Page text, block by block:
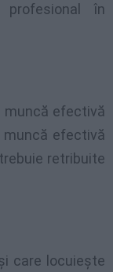
în
muncă efectivă
muncă efectivă
retribuite
care locuieşte